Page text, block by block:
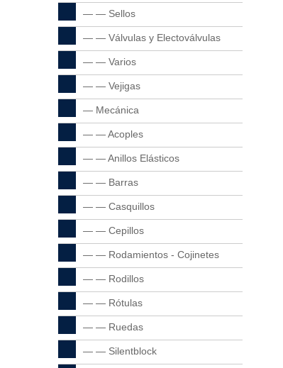
— — Sellos
— — Válvulas y Electoválvulas
— — Varios
— — Vejigas
— Mecánica
— — Acoples
— — Anillos Elásticos
— — Barras
— — Casquillos
— — Cepillos
— — Rodamientos - Cojinetes
— — Rodillos
— — Rótulas
— — Ruedas
— — Silentblock